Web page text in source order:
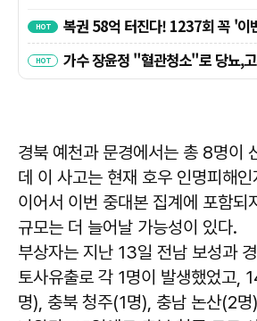
경북 예천과 문경에서는 총 8명이
데 이 사고는 현재 호우 인명피해
이어서 이번 중대본 집계에 포함되
규모는 더 늘어날 가능성이 있다.
부상자는 지난 13일 전남 보성과
토사유출로 각 1명이 발생했었고,
명), 충북 청주(1명), 충남 논산(2